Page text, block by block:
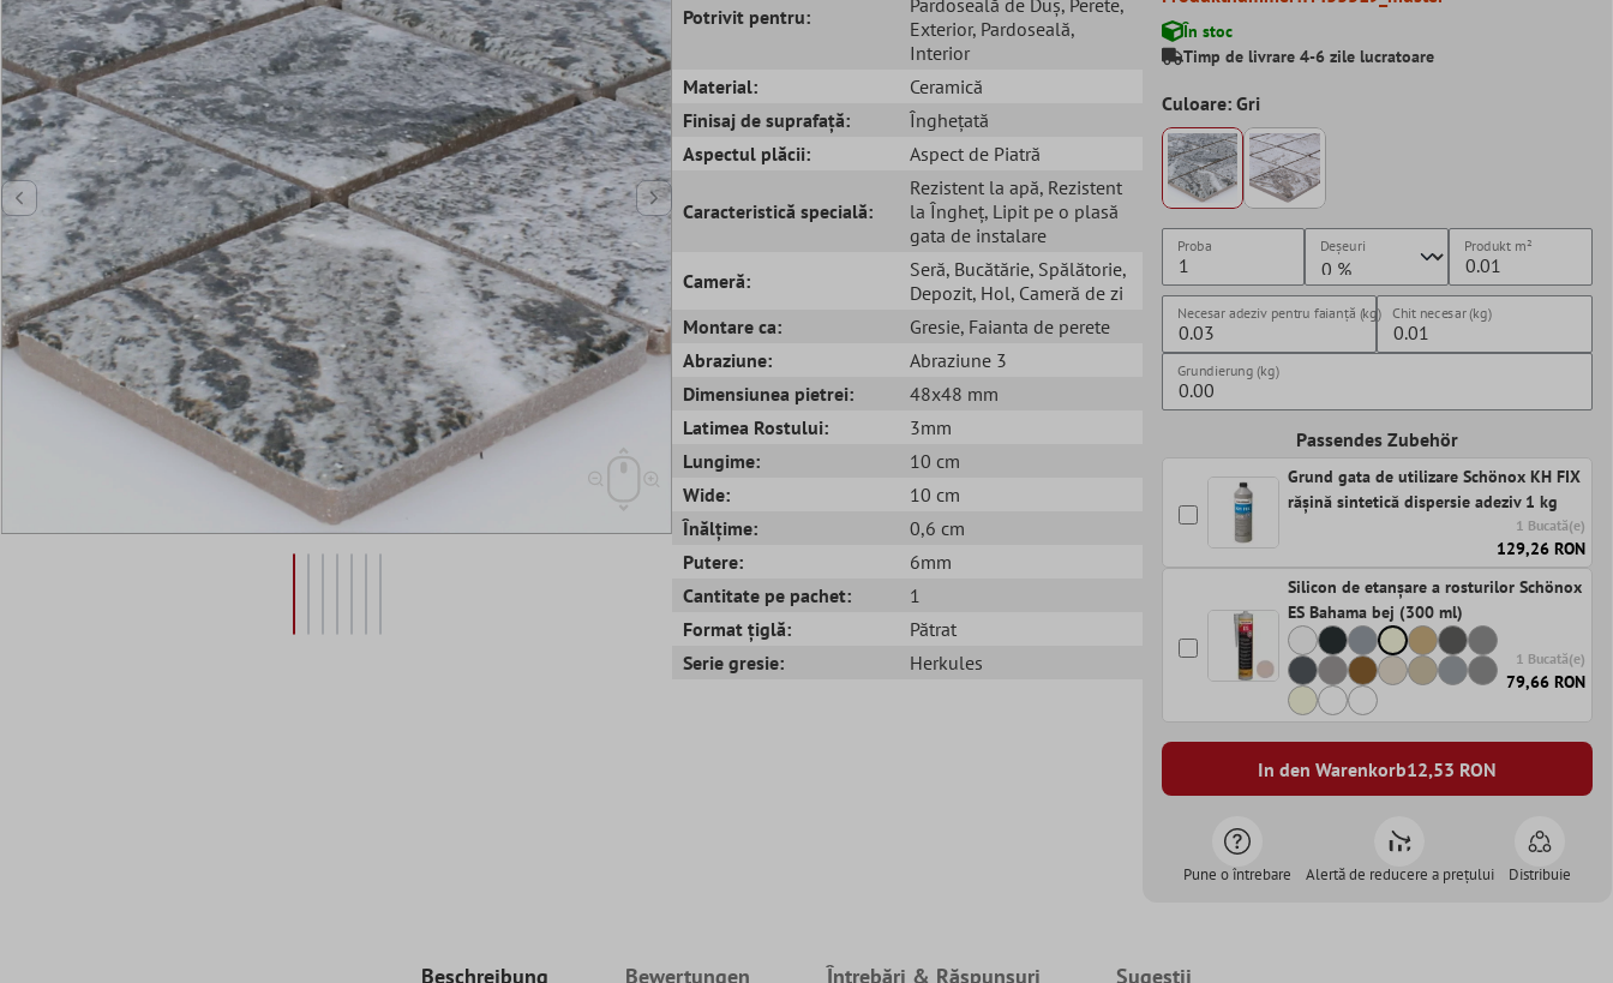
Potrivit pentru:
Exterior, Pardoseală,
Interior
Material:
Ceramică
Finisaj de suprafață:
Înghețată
Aspectul plăcii:
Aspect de Piatră
Caracteristică specială:
Rezistent la apă, Rezistent
la Îngheț, Lipit pe o plasă
gata de instalare
Cameră:
Seră, Bucătărie, Spălătorie,
Depozit, Hol, Cameră de zi
Montare ca:
Gresie, Faianta de perete
Abraziune:
Abraziune 3
Dimensiunea pietrei:
48x48 mm
Latimea Rostului:
3mm
Lungime:
10 cm
Wide:
10 cm
Înălțime:
0,6 cm
Putere:
6mm
Cantitate pe pachet:
1
Format țiglă:
Pătrat
Serie gresie:
Herkules
În stoc
Timp de livrare 4-6 zile lucratoare
Culoare: Gri
Proba Deșeuri Produkt m²
Necesar adeziv pentru faianță (kg) Chit necesar (kg)
Grundierung (kg)
Passendes Zubehör
Grund gata de utilizare Schönox KH FIX
rășină sintetică dispersie adeziv 1 kg
1 Bucată(e)
129,26 RON
Silicon de etanșare a rosturilor Schönox
ES Bahama bej (300 ml)
1 Bucată(e)
79,66 RON
In den Warenkorb12,53 RON
Pune o întrebare Alertă de reducere a prețului Distribuie
Beschreibung Bewertungen Întrebări & Răspunsuri Sugestii